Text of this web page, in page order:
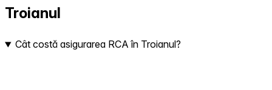
Troianul
Cât costă asigurarea RCA în Troianul?